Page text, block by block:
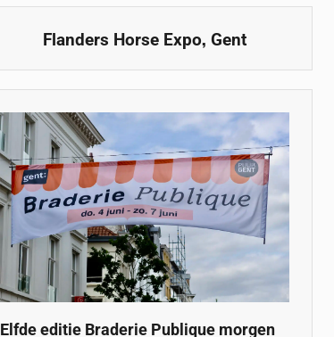
Flanders Horse Expo,Gent
Elfde editie Braderie Publique morgen